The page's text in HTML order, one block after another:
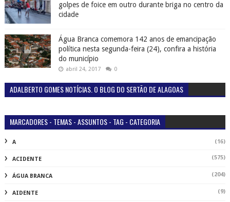
golpes de foice em outro durante briga no centro da
cidade
Água Branca comemora 142 anos de emancipação
política nesta segunda-feira (24), confira a história
do município
abril 24, 2017 0
ADALBERTO GOMES NOTÍCIAS. O BLOG DO SERTÃO DE ALAGOAS
MARCADORES - TEMAS - ASSUNTOS - TAG - CATEGORIA
A (16)
ACIDENTE (575)
ÁGUA BRANCA (204)
AIDENTE (9)